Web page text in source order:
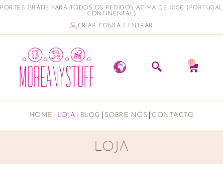
PORTES GRÁTIS PARA TODOS OS PEDIDOS ACIMA DE 100€ (PORTUGAL
CONTINENTAL)
CRIAR CONTA / ENTRAR
0
HOME LOJA BLOG SOBRE NÓS CONTACTO
LOJA